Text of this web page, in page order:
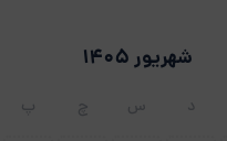
شهریور 1405
د س چ پ